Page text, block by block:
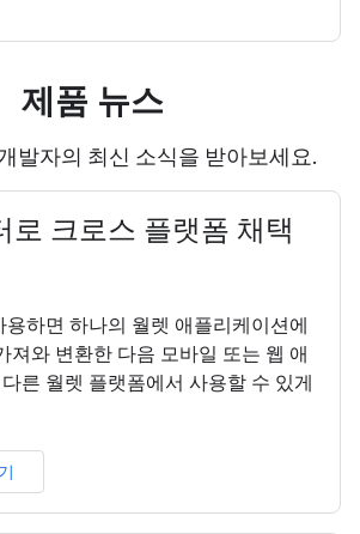
제품 뉴스
발자의 최신 소식을 받아보세요.
로 크로스 플랫폼 채택
하면 하나의 월렛 애플리케이션에
져와 변환한 다음 모바일 또는 웹 애
른 월렛 플랫폼에서 사용할 수 있게